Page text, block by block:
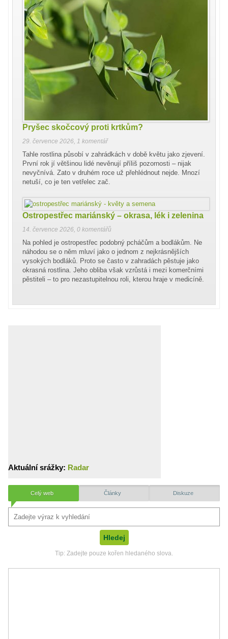
Pryšec skočcový proti krtkům?
29. července 2026 1 komentář
Tahle rostlina působí v zahrádkách v době květu jako zjevení.
První rok jí většinou lidé nevěnují příliš pozornosti – nijak
nevyčnívá. Zato v druhém roce už přehlédnout nejde. Mnozí
netuší, co je ten vetřelec zač.
Ostropestřec mariánský – okrasa, lék i zelenina
14. července 2026 0 komentářů
Na pohled je ostropestřec podobný pcháčům a bodlákům. Ne
náhodou se o něm mluví jako o jednom z nejkrásnějších
vysokých bodláků. Proto se často v zahradách pěstuje jako
okrasná rostlina. Jeho obliba však vzrůstá i mezi komerčními
pěstiteli – to pro nezastupitelnou roli, kterou hraje v medicíně.
Aktuální srážky: Radar
Celý web Články Diskuze
Tip: Zadejte pouze kořen hledaného slova.